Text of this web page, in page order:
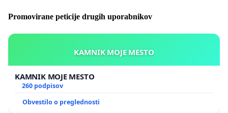
Promovirane peticije drugih uporabnikov
KAMNIK MOJE MESTO
KAMNIK MOJE MESTO
260 podpisov
Obvestilo o preglednosti